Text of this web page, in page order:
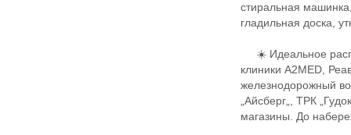
стиральная
гладильная доска,
☀️ Идеальное
клиники А2МЕD,
железнодорожный
„Айсберг„, ТРК
магазины. До